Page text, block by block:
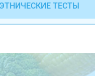
ТЕСТЫ